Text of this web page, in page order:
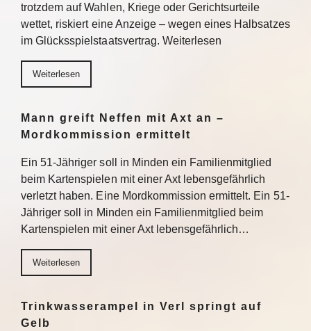
trotzdem auf Wahlen, Kriege oder Gerichtsurteile
wettet, riskiert eine Anzeige – wegen eines Halbsatzes
im Glücksspielstaatsvertrag. Weiterlesen
Weiterlesen
Mann greift Neffen mit Axt an –
Mordkommission ermittelt
Ein 51-Jähriger soll in Minden ein Familienmitglied
beim Kartenspielen mit einer Axt lebensgefährlich
verletzt haben. Eine Mordkommission ermittelt. Ein 51-
Jähriger soll in Minden ein Familienmitglied beim
Kartenspielen mit einer Axt lebensgefährlich…
Weiterlesen
Trinkwasserampel in Verl springt auf
Gelb